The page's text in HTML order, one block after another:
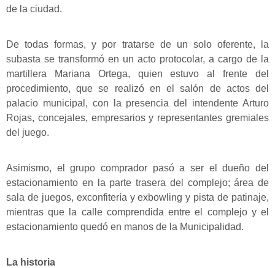
de la ciudad.
De todas formas, y por tratarse de un solo oferente, la
subasta se transformó en un acto protocolar, a cargo de la
martillera Mariana Ortega, quien estuvo al frente del
procedimiento, que se realizó en el salón de actos del
palacio municipal, con la presencia del intendente Arturo
Rojas, concejales, empresarios y representantes gremiales
del juego.
Asimismo, el grupo comprador pasó a ser el dueño del
estacionamiento en la parte trasera del complejo; área de
sala de juegos, exconfitería y exbowling y pista de patinaje,
mientras que la calle comprendida entre el complejo y el
estacionamiento quedó en manos de la Municipalidad.
La historia